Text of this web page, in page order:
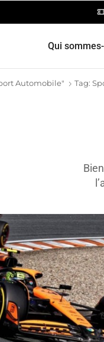
Qui
Automobile" Tag: